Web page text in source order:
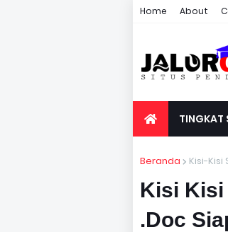
Home About
TINGKAT
Beranda Kisi-Kisi
Kisi Kisi
.Doc